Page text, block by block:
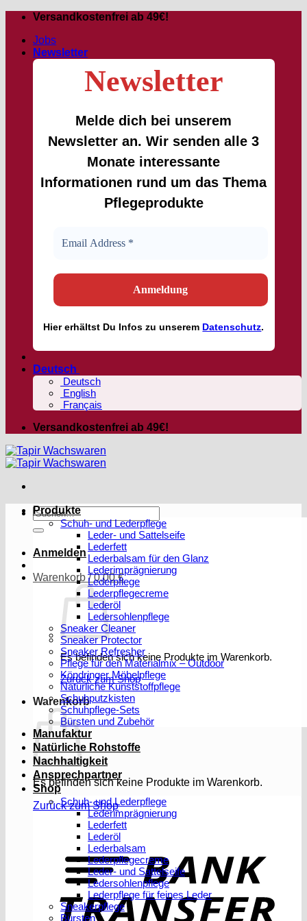
Zum
springen
Versandkostenfrei ab 49€!
Jobs
Newsletter
Newsletter
Melde dich bei unserem
Newsletter an. Wir senden alle 3
Monate interessante
Informationen rund um das Thema
Pflegeprodukte
Hiererhältst Du Infos zu unserem Datenschutz.
Deutsch
Deutsch
English
Français
Versandkostenfrei ab 49€!
Suchen
nach:
Anmelden
Warenkorb /0,00€
Es befinden sich keine Produkte im Warenkorb.
Zurück zum Shop
Warenkorb
Es befinden sich keine Produkte im Warenkorb.
Zurück zum Shop
Produkte
Schuh- und Lederpflege
Leder- und Sattelseife
Lederfett
Lederbalsam für den Glanz
Lederimprägnierung
Lederpflege
Lederpflegecreme
Lederöl
Ledersohlenpflege
Sneaker Cleaner
Sneaker Protector
Sneaker Refresher
Pflege für den Materialmix – Outdoor
Köndringer Möbelpflege
Natürliche Kunststoffpflege
Schuhputzkisten
Schuhpflege-Sets
Bürsten und Zubehör
Manufaktur
Natürliche Rohstoffe
Nachhaltigkeit
Ansprechpartner
Shop
Schuh- und Lederpflege
Lederimprägnierung
Lederfett
Lederöl
Lederbalsam
Lederpflegecreme
Leder- und Sattelseife
Ledersohlenpflege
Lederpflege für feines Leder
Sneakerpflege
Bürsten